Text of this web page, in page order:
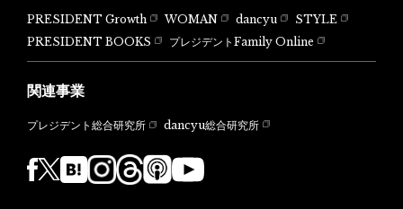
PRESIDENT Growth WOMAN dancyu
STYLE
PRESIDENT BOOKS
プレジデントFamily Online
関連事業
プレジデント総合研究所 dancyu総合研究所